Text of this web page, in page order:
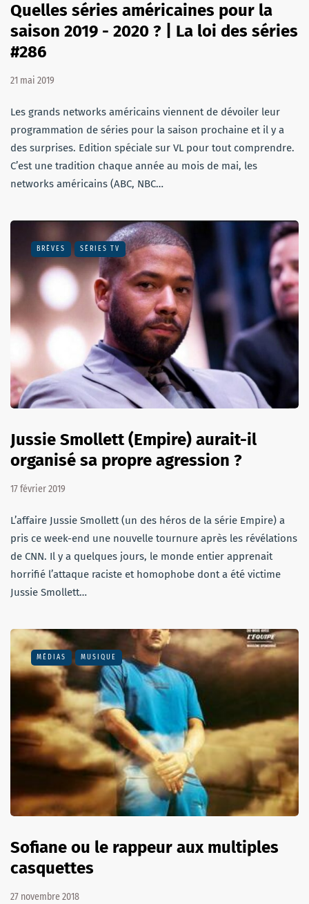
Quelles séries américaines pour la
saison 2019 - 2020 ? | La loi des séries
#286
21 mai 2019
Les grands networks américains viennent de dévoiler leur
programmation de séries pour la saison prochaine et il y a
des surprises. Edition spéciale sur VL pour tout comprendre.
C’est une tradition chaque année au mois de mai, les
networks américains (ABC, NBC…
BRÈVES SÉRIES TV
Jussie Smollett (Empire) aurait-il
organisé sa propre agression ?
17 février 2019
L’affaire Jussie Smollett (un des héros de la série Empire) a
pris ce week-end une nouvelle tournure après les révélations
de CNN. Il y a quelques jours, le monde entier apprenait
horrifié l’attaque raciste et homophobe dont a été victime
Jussie Smollett…
MÉDIAS MUSIQUE
Sofiane ou le rappeur aux multiples
casquettes
27 novembre 2018